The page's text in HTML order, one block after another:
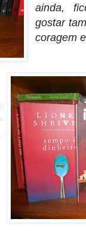
ainda,
gostar
coragem